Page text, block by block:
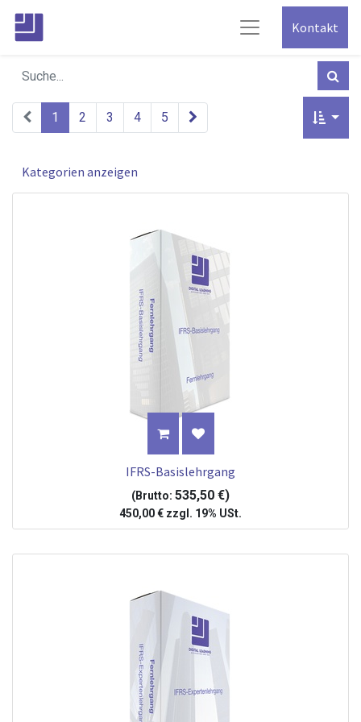
Kontakt
1 2 3 4 5
Kategorien anzeigen
IFRS-Basislehrgang
(Brutto: 535,50 €)
450,00€ zzgl. 19% USt.